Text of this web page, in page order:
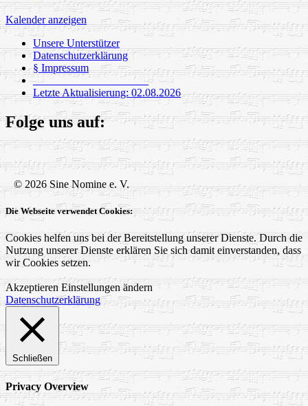
Kalender anzeigen
Unsere Unterstützer
Datenschutzerklärung
§ Impressum
_____________________
Letzte Aktualisierung: 02.08.2026
Folge uns auf:
© 2026 Sine Nomine e. V.
Die Webseite verwendet Cookies:
Cookies helfen uns bei der Bereitstellung unserer Dienste. Durch die
Nutzung unserer Dienste erklären Sie sich damit einverstanden, dass
wir Cookies setzen.
Akzeptieren Einstellungen ändern
Datenschutzerklärung
Schließen
Privacy Overview